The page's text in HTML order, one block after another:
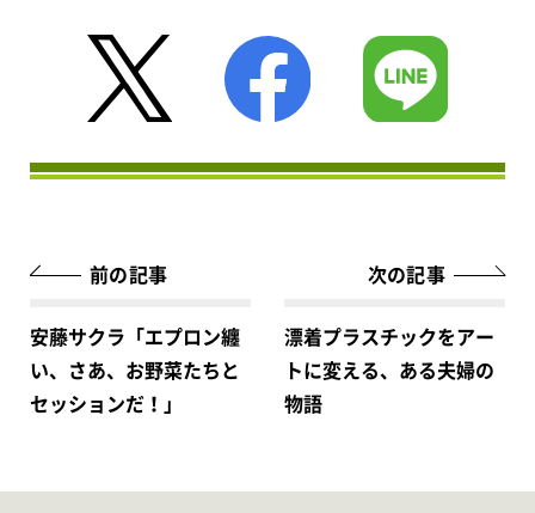
前の記事
安藤サクラ「エプロン纏
い、さあ、お野菜たちと
セッションだ！」
次の記事
漂着プラスチックをアー
トに変える、ある夫婦の
物語